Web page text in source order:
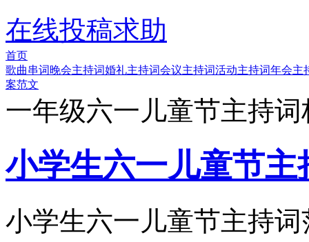
在线投稿求助
首页
歌曲串词晚会主持词婚礼主持词会议主持词活动主持词年会主
案范文
一年级六一儿童节主持词
小学生六一儿童节主
小学生六一儿童节主持